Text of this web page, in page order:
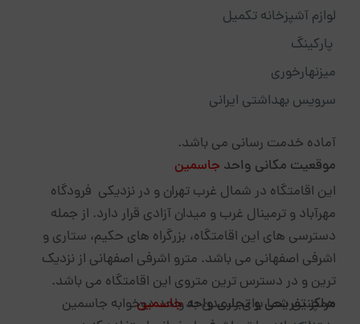
لوازم آشپزخانه تکمیل
پارکینگ
میزنهارخوری
سرویس بهداشتی ایرانی
آماده خدمت رسانی می باشد.
موقعیت مکانی واحد جاسمین
این اقامتگاه در شمال غرب تهران و در نزدیکی فرودگاه
مهرآباد و ترمینال غرب و میدان آزادی قرار دارد. از جمله
دسترسی های این اقامتگاه، بزرگراه های حکیم، ستاری و
اشرفی اصفهانی می باشد. مترو اشرفی اصفهانی از نزدیک
ترین و در دسترس ترین متروی این اقامتگاه می باشد.
همچنین شما برای رسیدن به واحد دوخوابه جاسمین
مراکز تفریحی و تجاری واحدجاسمین